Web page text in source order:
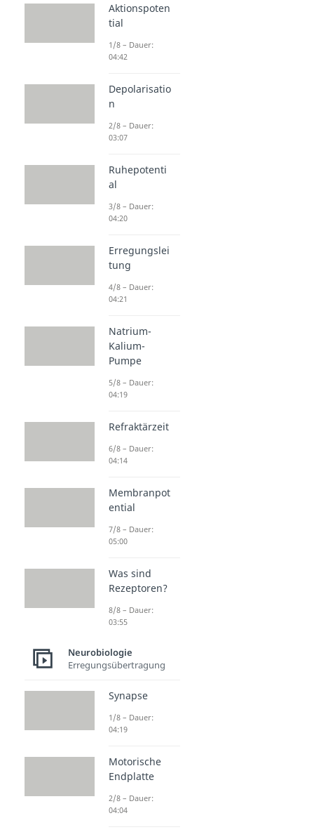
Aktionspoten
tial
1/8 – Dauer:
04:42
Depolarisatio
n
2/8 – Dauer:
03:07
Ruhepotenti
al
3/8 – Dauer:
04:20
Erregungslei
tung
4/8 – Dauer:
04:21
Natrium-
Kalium-
Pumpe
5/8 – Dauer:
04:19
Refraktärzeit
6/8 – Dauer:
04:14
Membranpot
ential
7/8 – Dauer:
05:00
Was sind
Rezeptoren?
8/8 – Dauer:
03:55
Neurobiologie
Erregungsübertragung
Synapse
1/8 – Dauer:
04:19
Motorische
Endplatte
2/8 – Dauer:
04:04